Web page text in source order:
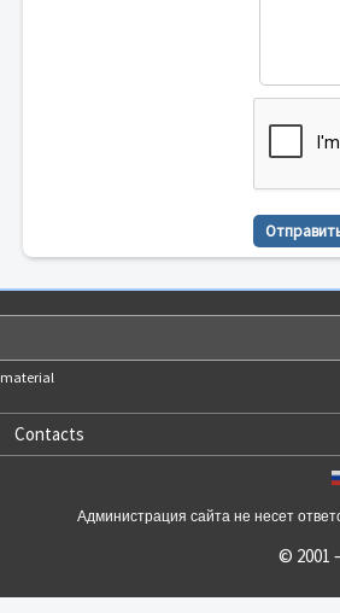
material
Contacts
Администрация сайта не несет
© 2001